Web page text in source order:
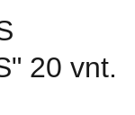
20 vnt.